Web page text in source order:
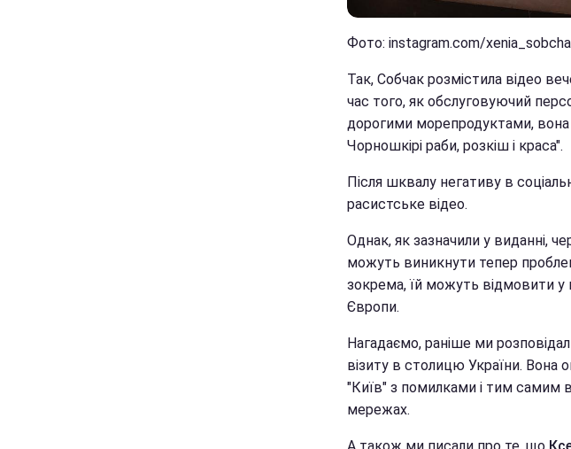
Фото: instagram.com/
Так, Собчак розмістила відео
час того, як обслуговуючий
дорогими морепродуктами,
Чорношкірі раби, розкіш і краса".
Після шквалу негативу в
расистське відео.
Однак, як зазначили у виданні,
можуть виникнути тепер
зокрема, їй можуть відмовити у
Європи.
Нагадаємо, раніше ми
візиту в столицю України. Вона
"Київ" з помилками і тим самим
мережах.